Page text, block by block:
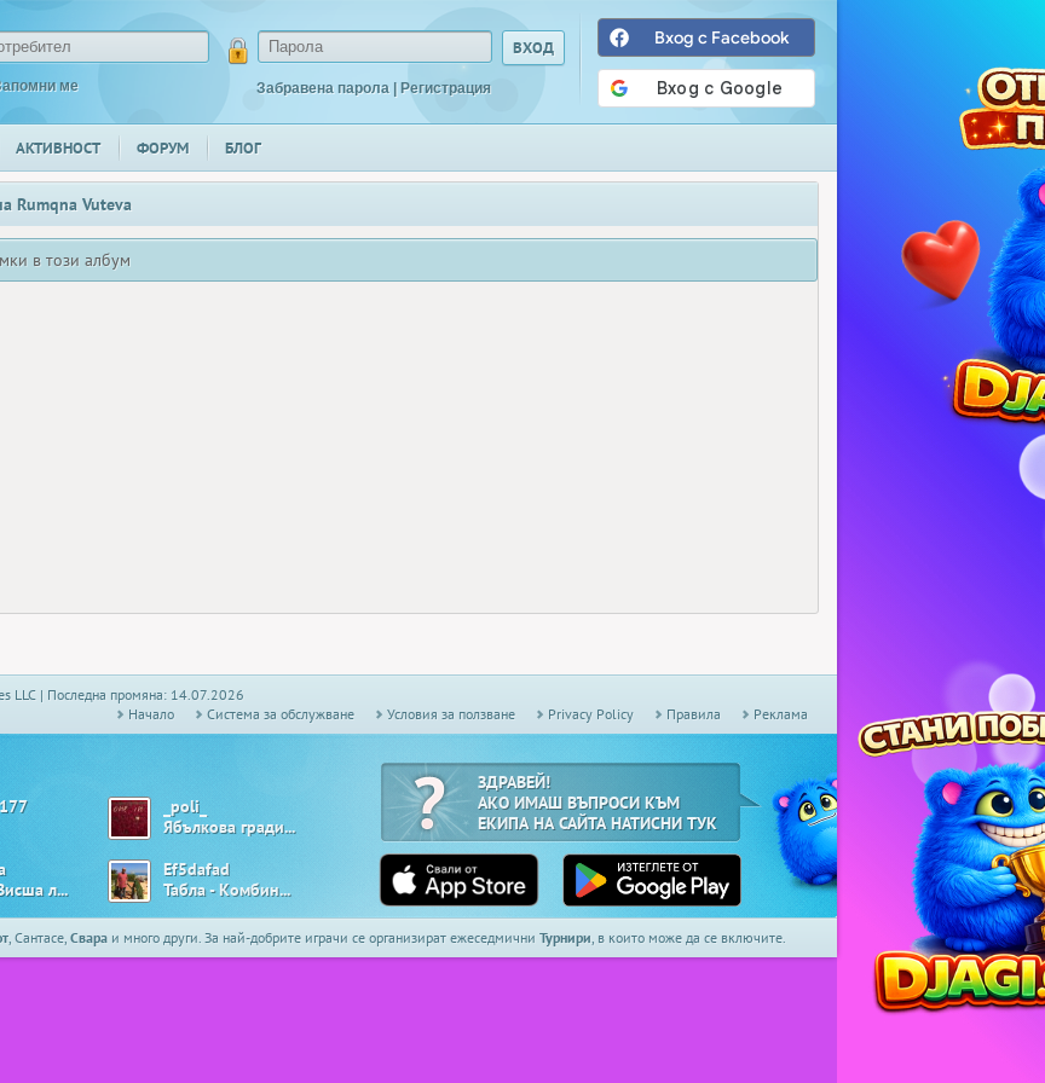
ме Забравена парола | Регистрация
Вход с Facebook
АКТИВНОСТ ФОРУМ БЛОГ
Rumqna Vuteva
в този албум
LLC | Последна промяна: 14.07.2026
Начало
Системa за обслужване Условия за ползване Privacy Policy Правила Реклама
_poli_
Ябълкова градина
Белот - Висша лига
Ef5dafad
Табла - Комбинирана
ЗДРАВЕЙ!
АКО ИМАШ ВЪПРОСИ КЪМ
ЕКИПА НА САЙТА НАТИСНИ ТУК
, Сантасе, Свара и много други. За най-добрите играчи се организират ежеседмични Турнири, в които може да се включите.